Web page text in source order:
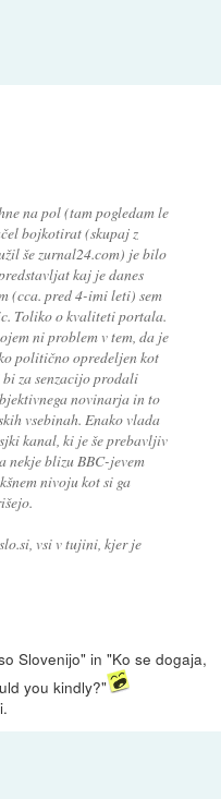
na pol (tam pogledam le
bojkotirat (skupaj z
še zurnal24.com) je bilo
kaj je danes
(cca. pred 4-imi leti) sem
Toliko o kvaliteti portala.
ni problem v tem, da je
politično opredeljen kot
za senzacijo prodali
novinarja in to
vsebinah. Enako vlada
kanal, ki je še prebavljiv
nekje blizu BBC-jevem
nivoju kot si ga
vsi v tujini, kjer je
Slovenijo" in "Ko se dogaja,
you kindly?"